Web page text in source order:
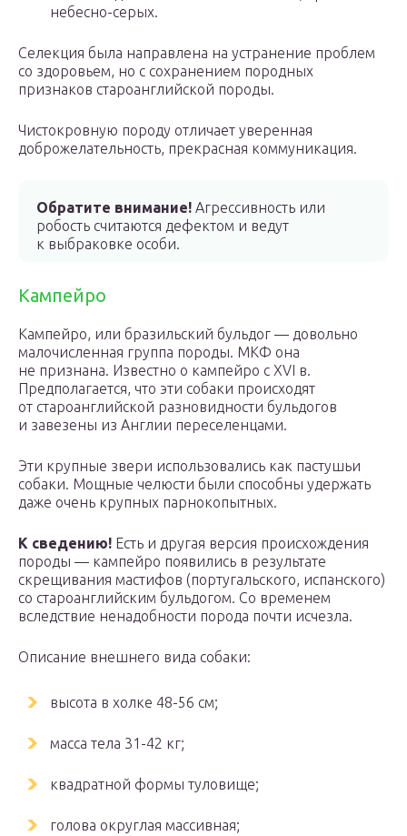
небесно-серых.
Селекция была направлена на устранение проблем
со здоровьем, но с сохранением породных
признаков староанглийской породы.
Чистокровную породу отличает уверенная
доброжелательность, прекрасная коммуникация.
Обратите внимание! Агрессивность или
робость считаются дефектом и ведут
к выбраковке особи.
Кампейро
Кампейро, или бразильский бульдог — довольно
малочисленная группа породы. МКФ она
не признана. Известно о кампейро с XVI в.
Предполагается, что эти собаки происходят
от староанглийской разновидности бульдогов
и завезены из Англии переселенцами.
Эти крупные звери использовались как пастушьи
собаки. Мощные челюсти были способны удержать
даже очень крупных парнокопытных.
К сведению! Есть и другая версия происхождения
породы — кампейро появились в результате
скрещивания мастифов (португальского, испанского)
со староанглийским бульдогом. Со временем
вследствие ненадобности порода почти исчезла.
Описание внешнего вида собаки:
высота в холке 48-56 см;
масса тела 31-42 кг;
квадратной формы туловище;
голова округлая массивная;